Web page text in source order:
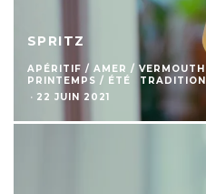
SPRITZ
APÉRITIF / AMER / VERMOUTH
PRINTEMPS / ÉTÉ
TRADITION
· 22 JUIN 2021